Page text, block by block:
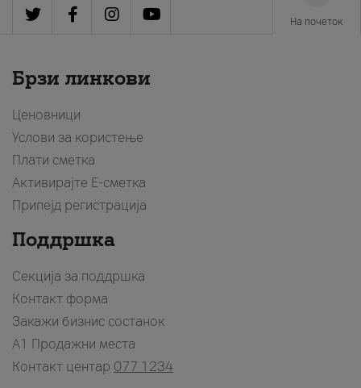
На почеток
Брзи линкови
Ценовници
Услови за користење
Плати сметка
Активирајте Е-сметка
Припејд регистрација
Поддршка
Секција за поддршка
Контакт форма
Закажи бизнис состанок
A1 Продажни места
Контакт центар 077 1234